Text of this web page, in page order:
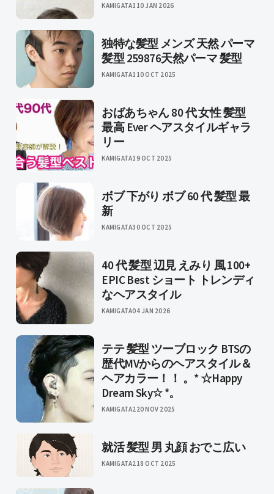
KAMIGATA1 10 JAN 2026
独特な髪型 メンズ 天然 パーマ
髪型 259876天然パーマ 髪型
KAMIGATA1 10 OCT 2025
おばあちゃん 80 代 女性 髪型
最高 Ever ヘアスタイルギャラ
リー
KAMIGATA19 OCT 2025
ボブ 下がり ボブ 60 代 髪型 最
新
KAMIGATA30 OCT 2025
40 代 髪型 辺見 えみり 風 100+
EPIC Best ショート トレンディ
なヘアスタイル
KAMIGATA04 JAN 2026
テテ 髪型 ツーブロック BTSの
歴代MVからのヘアスタイル＆
ヘアカラー！！ 。* ☆Happy
Dream Sky☆ *。
KAMIGATA2 20 NOV 2025
就活 髪型 男 丸顔 おでこ広い
KAMIGATA2 18 OCT 2025